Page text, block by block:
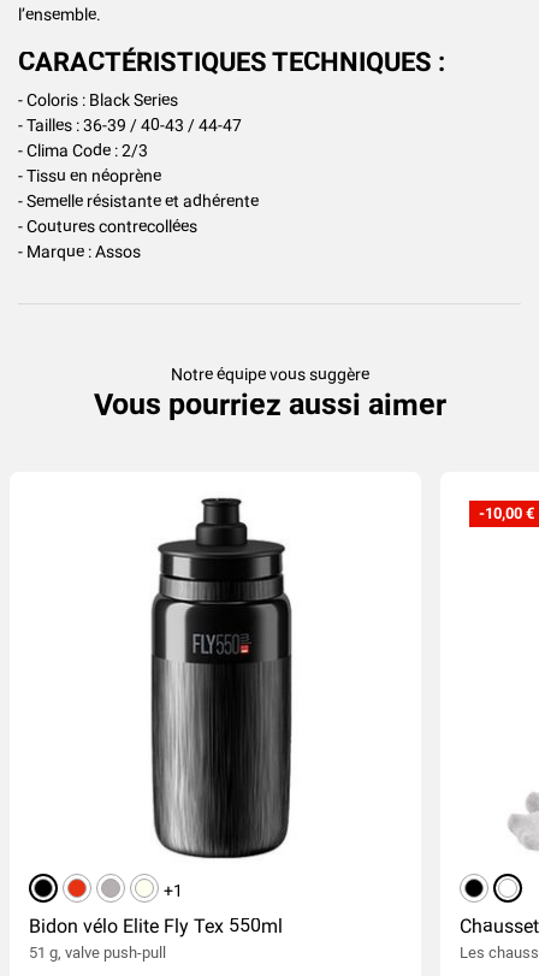
l’ensemble.
CARACTÉRISTIQUES TECHNIQUES :
- Coloris : Black Series
- Tailles : 36-39 / 40-43 / 44-47
- Clima Code : 2/3
- Tissu en néoprène
- Semelle résistante et adhérente
- Coutures contrecollées
- Marque : Assos
Notre équipe vous suggère
Vous pourriez aussi aimer
noir rougegris ivoire+1
Bidon vélo Elite Fly Tex 550ml
51 g, valve push-pull
noir blanc
Les
-10,00 €